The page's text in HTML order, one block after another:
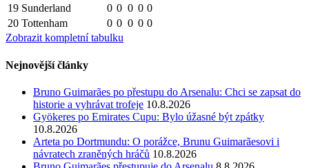
19 Sunderland 0 0 0 0 0
20 Tottenham 0 0 0 0 0
Zobrazit kompletní tabulku
Nejnovější články
Bruno Guimarães po přestupu do Arsenalu: Chci se zapsat do
historie a vyhrávat trofeje 10.8.2026
Gyökeres po Emirates Cupu: Bylo úžasné být zpátky
10.8.2026
Arteta po Dortmundu: O porážce, Brunu Guimarãesovi i
návratech zraněných hráčů 10.8.2026